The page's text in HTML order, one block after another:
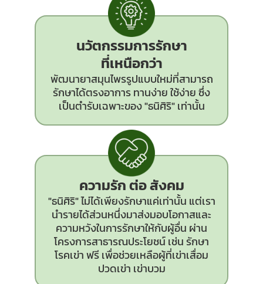
นวัตกรรมการรักษา
ที่เหนือกว่า
พัฒนายาสมุนไพรรูปแบบใหม่ที่สามารถ
รักษาได้ตรงอาการ ทานง่าย ใช้ง่าย ซึ่ง
เป็นตำรับเฉพาะของ "ธนิศิริ" เท่านั้น
ความรัก ต่อ สังคม
"ธนิศิริ" ไม่ได้เพียงรักษาแค่เท่านั้น แต่เรา
นำรายได้ส่วนหนึ่งมาส่งมอบโอกาสและ
ความหวังในการรักษาให้กับผู้อื่น ผ่าน
โครงการสาธารณประโยชน์ เช่น รักษา
โรคเข่า ฟรี เพื่อช่วยเหลือผู้ที่เข่าเสื่อม
ปวดเข่า เข่าบวม